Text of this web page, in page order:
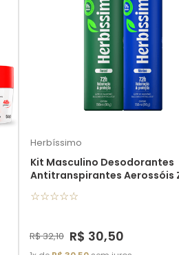
Herbíssimo
Kit Masculino Desodorantes
Antitranspirantes Aerossóis
☆☆☆☆☆
R$32,10 R$ 30,50